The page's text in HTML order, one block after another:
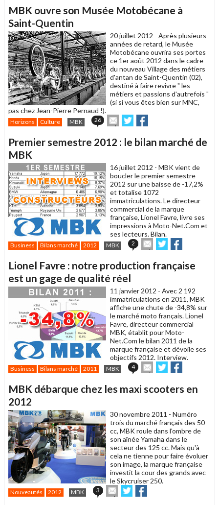
à
MBK ouvre son Musée Motobécane à
Saint-Quentin
20 juillet 2012 - Après plusieurs
années de retard, le Musée
Motobécane ouvrira ses portes
ce 1er août 2012 dans le cadre
du nouveau Village des métiers
d'antan de Saint-Quentin (02),
destiné à faire revivre " les
métiers et passions d'autrefois "
(si si vous êtes bien sur MNC,
pas chez Jean-Pierre Pernaud !).
Horizons Culture MBK 26
Envoyer
cet
à
Partager
sur sur
Premier semestre 2012 : le bilan marché de
MBK
16 juillet 2012 - MBK vient de
boucler le premier semestre
2012 sur une baisse de -17,2%
et totalise 1072
immatriculations. Le directeur
commercial de la marque
française, Lionel Favre, livre ses
impressions à Moto-Net.Com et
ses lecteurs. Bilan.
Business Bilans marché 2012 MBK 2
Envoyer
cet
à
Partager
sur sur
Lionel Favre : notre production française
est un gage de qualité réel
11 janvier 2012 - Avec 2 192
immatriculations en 2011, MBK
affiche une chute de -34,8% sur
le marché moto français. Lionel
Favre, directeur commercial
MBK, établit pour Moto-
Net.Com le bilan 2011 de la
marque française et dévoile ses
objectifs 2012. Interview.
Business Bilans marché 2011 MBK 4
Envoyer
cet
à
Partager
sur sur
MBK débarque chez les maxi scooters en
2012
30 novembre 2011 - Numéro
trois du marché français des 50
cc, MBK roule dans l'ombre de
son aînée Yamaha dans le
secteur des 125 cc. Mais qu'à
cela ne tienne pour faire évoluer
son image, la marque française
investit la cour des grands avec
le Skycruiser 250.
Nouveautés 2012 MBK 3
Envoyer
cet
Partager
sur sur